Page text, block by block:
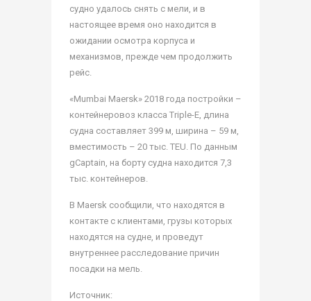
судно удалось снять с мели, и в
настоящее время оно находится в
ожидании осмотра корпуса и
механизмов, прежде чем продолжить
рейс.
«Mumbai Maersk» 2018 года постройки –
контейнеровоз класса Triple-E, длина
судна составляет 399 м, ширина – 59 м,
вместимость – 20 тыс. TEU. По данным
gCaptain, на борту судна находится 7,3
тыс. контейнеров.
В Maersk сообщили, что находятся в
контакте с клиентами, грузы которых
находятся на судне, и проведут
внутреннее расследование причин
посадки на мель.
Источник: